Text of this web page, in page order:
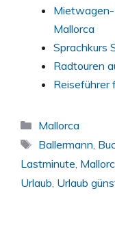
Mallorca
Sprachkurs
Radtouren
Reiseführer
Kategorien
Mallorca
Schlagwörter
Ballermann,
Lastminute,
Urlaub, Urlaub